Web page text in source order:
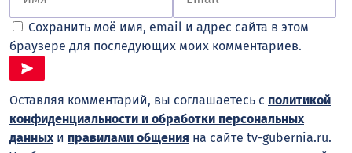
Сохранить моё имя, email и адрес сайта в этом
браузере для последующих моих комментариев.
Оставляя комментарий, вы соглашаетесь с политикой
конфиденциальности и обработки персональных
данныхи правилами общения на сайте tv-gubernia.ru.